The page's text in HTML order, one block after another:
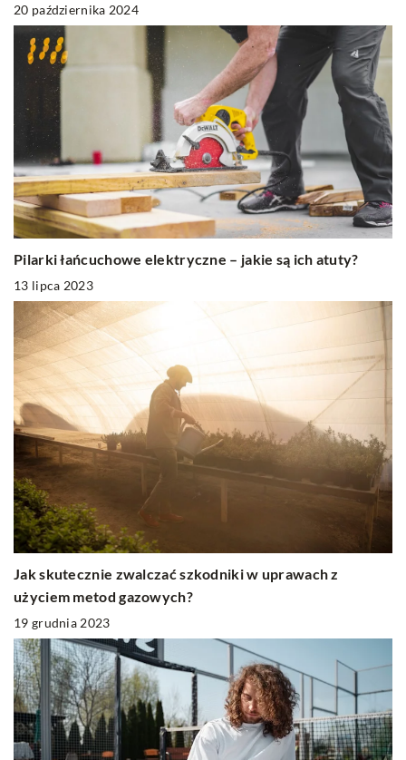
20 października 2024
Pilarki łańcuchowe elektryczne – jakie są ich atuty?
13 lipca 2023
Jak skutecznie zwalczać szkodniki w uprawach z
użyciem metod gazowych?
19 grudnia 2023